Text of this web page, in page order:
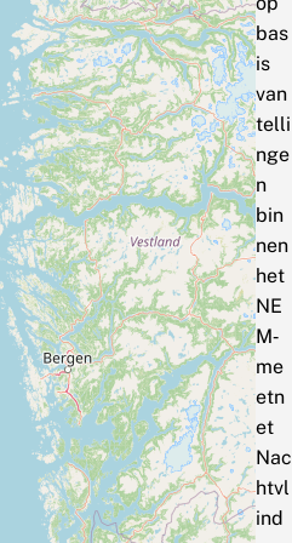
bas
is
van
telli
nge
n
bin
nen
het
NE
M‑
me
etn
et
Nac
htvl
ind